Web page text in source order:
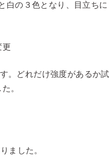
白の３色となり、目立ち
更
。どれだけ強度があるか
。
ました。